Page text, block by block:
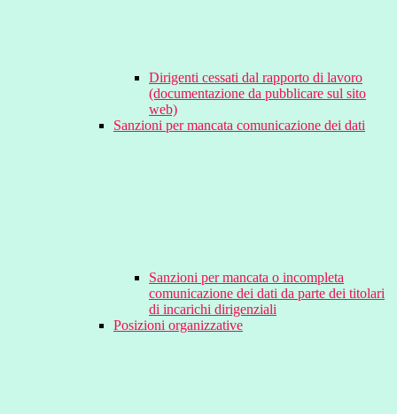
Dirigenti cessati dal rapporto di lavoro
(documentazione da pubblicare sul sito
web)
Sanzioni per mancata comunicazione dei dati
Sanzioni per mancata o incompleta
comunicazione dei dati da parte dei titolari
di incarichi dirigenziali
Posizioni organizzative